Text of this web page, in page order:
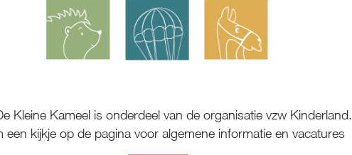
Kleine Kameel is onderdeel van de organisatie vzw Kinderland.
een kijkje op de pagina voor algemene informatie en vacatures